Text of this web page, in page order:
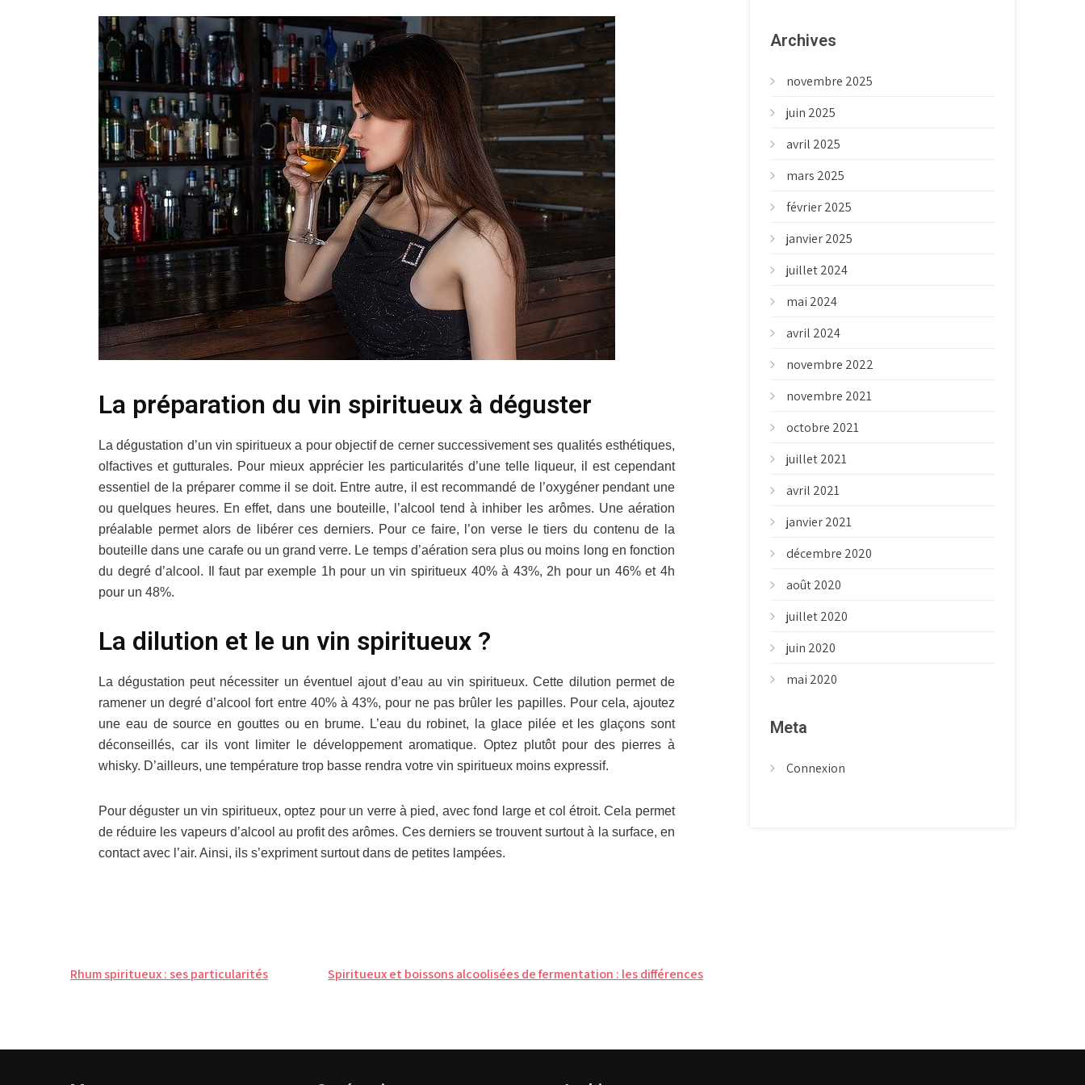
La préparation du vin spiritueux à déguster
La dégustation d’un vin spiritueux a pour objectif de cerner successivement ses qualités esthétiques,
olfactives et gutturales. Pour mieux apprécier les particularités d’une telle liqueur, il est cependant
essentiel de la préparer comme il se doit. Entre autre, il est recommandé de l’oxygéner pendant une
ou quelques heures. En effet, dans une bouteille, l’alcool tend à inhiber les arômes. Une aération
préalable permet alors de libérer ces derniers. Pour ce faire, l’on verse le tiers du contenu de la
bouteille dans une carafe ou un grand verre. Le temps d’aération sera plus ou moins long en fonction
du degré d’alcool. Il faut par exemple 1h pour un vin spiritueux 40% à 43%, 2h pour un 46% et 4h
pour un 48%.
La dilution et le un vin spiritueux ?
La dégustation peut nécessiter un éventuel ajout d’eau au vin spiritueux. Cette dilution permet de
ramener un degré d’alcool fort entre 40% à 43%, pour ne pas brûler les papilles. Pour cela, ajoutez
une eau de source en gouttes ou en brume. L’eau du robinet, la glace pilée et les glaçons sont
déconseillés, car ils vont limiter le développement aromatique. Optez plutôt pour des pierres à
whisky. D’ailleurs, une température trop basse rendra votre vin spiritueux moins expressif.
Pour déguster un vin spiritueux, optez pour un verre à pied, avec fond large et col étroit. Cela permet
de réduire les vapeurs d’alcool au profit des arômes. Ces derniers se trouvent surtout à la surface, en
contact avec l’air. Ainsi, ils s’expriment surtout dans de petites lampées.
Navigation
Rhum spiritueux : ses particularités Spiritueux et boissons alcoolisées de fermentation : les différences
Archives
novembre 2025
juin 2025
avril 2025
mars 2025
février 2025
janvier 2025
juillet 2024
mai 2024
avril 2024
novembre 2022
novembre 2021
octobre 2021
juillet 2021
avril 2021
janvier 2021
décembre 2020
août 2020
juillet 2020
juin 2020
mai 2020
Meta
Connexion